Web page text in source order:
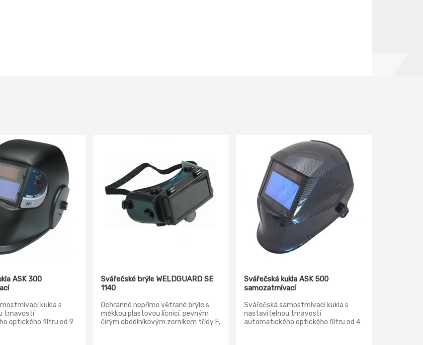
ASK 300
kukla s
tmavostí
optického filtru od 9
Svářečské brýle WELDGUARD SE
1140
Ochranné nepřímo větrané brýle s
měkkou plastovou lícnicí, pevným
čirým obdélníkovým zorníkem třídy F,
Svářečská kukla ASK 500
samozatmívací
Svářečská samostmívací kukla s
nastavitelnou tmavostí
automatického optického filtru od 4